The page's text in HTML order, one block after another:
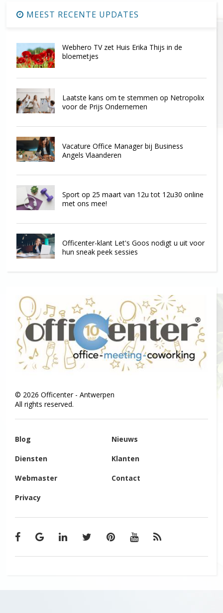
MEEST RECENTE UPDATES
Webhero TV zet Huis Erika Thijs in de
bloemetjes
Laatste kans om te stemmen op Netropolix
voor de Prijs Ondernemen
Vacature Office Manager bij Business
Angels Vlaanderen
Sport op 25 maart van 12u tot 12u30 online
met ons mee!
Officenter-klant Let's Goos nodigt u uit voor
hun sneak peek sessies
© 2026 Officenter - Antwerpen
All rights reserved.
Blog Nieuws
Diensten Klanten
Webmaster Contact
Privacy